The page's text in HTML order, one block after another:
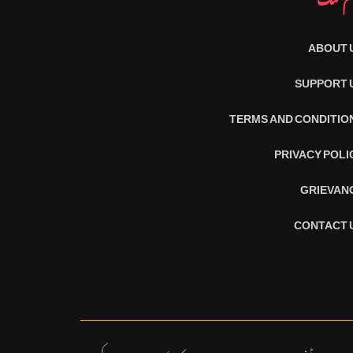
ABOUT
SUPPORT
TERMS AND
PRIVACY
CONTACT